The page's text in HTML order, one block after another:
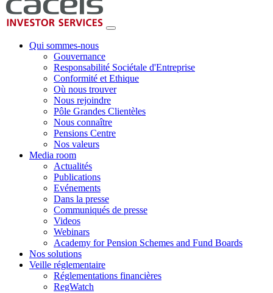
Qui sommes-nous
Gouvernance
Responsabilité Sociétale d'Entreprise
Conformité et Ethique
Où nous trouver
Nous rejoindre
Pôle Grandes Clientèles
Nous connaître
Pensions Centre
Nos valeurs
Media room
Actualités
Publications
Evénements
Dans la presse
Communiqués de presse
Videos
Webinars
Academy for Pension Schemes and Fund Boards
Nos solutions
Veille réglementaire
Réglementations financières
RegWatch